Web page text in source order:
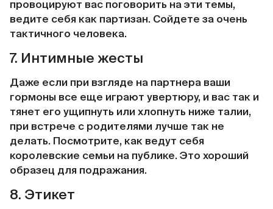
провоцируют вас поговорить на эти темы,
ведите себя как партизан. Сойдете за очень
тактичного человека.
7. Интимные жесты
Даже если при взгляде на партнера ваши
гормоны все еще играют увертюру, и вас так и
тянет его ущипнуть или хлопнуть ниже талии,
при встрече с родителями лучше так не
делать. Посмотрите, как ведут себя
королевские семьи на публике. Это хороший
образец для подражания.
8. Этикет